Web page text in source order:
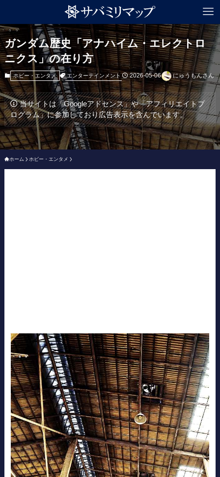
ガンダム歴史「アナハイム・エレクトロ
ニクス」の在り方
ホビー・エンタメ エンターテインメント 2026-05-06 にゅうもんさん
当サイトは「Googleアドセンス」や「アフィリエイトプ
ログラム」に参加しており広告表示を含んでいます。
ホーム ホビー・エンタメ